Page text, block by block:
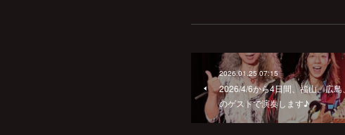
2026.01.25 07:15
2026/4/6から4日間、福山、広
のゲストで演奏します♪